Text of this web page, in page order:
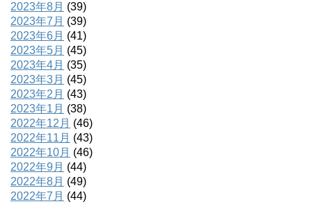
2023年8月 (39)
2023年7月 (39)
2023年6月 (41)
2023年5月 (45)
2023年4月 (35)
2023年3月 (45)
2023年2月 (43)
2023年1月 (38)
2022年12月 (46)
2022年11月 (43)
2022年10月 (46)
2022年9月 (44)
2022年8月 (49)
2022年7月 (44)